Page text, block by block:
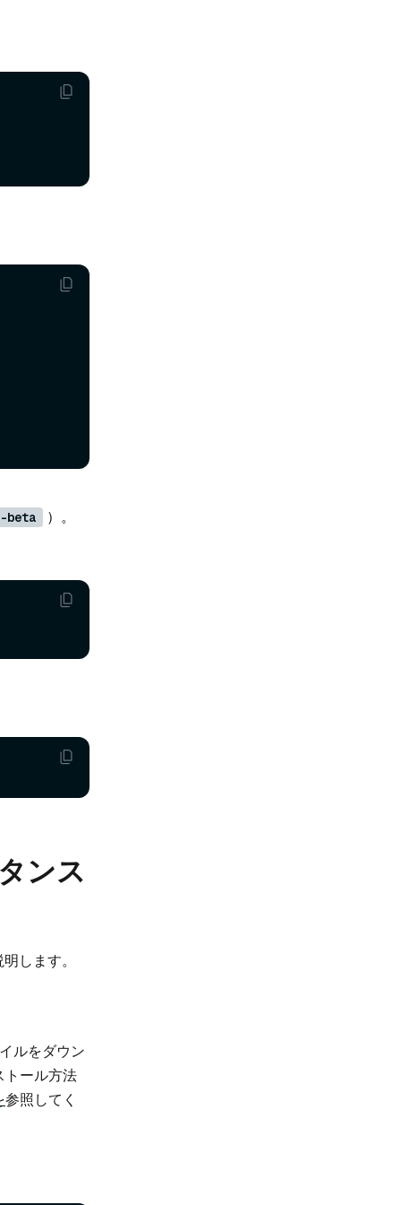
beta
）。
ンス
します。
ルをダウン
ール方法
参照してく